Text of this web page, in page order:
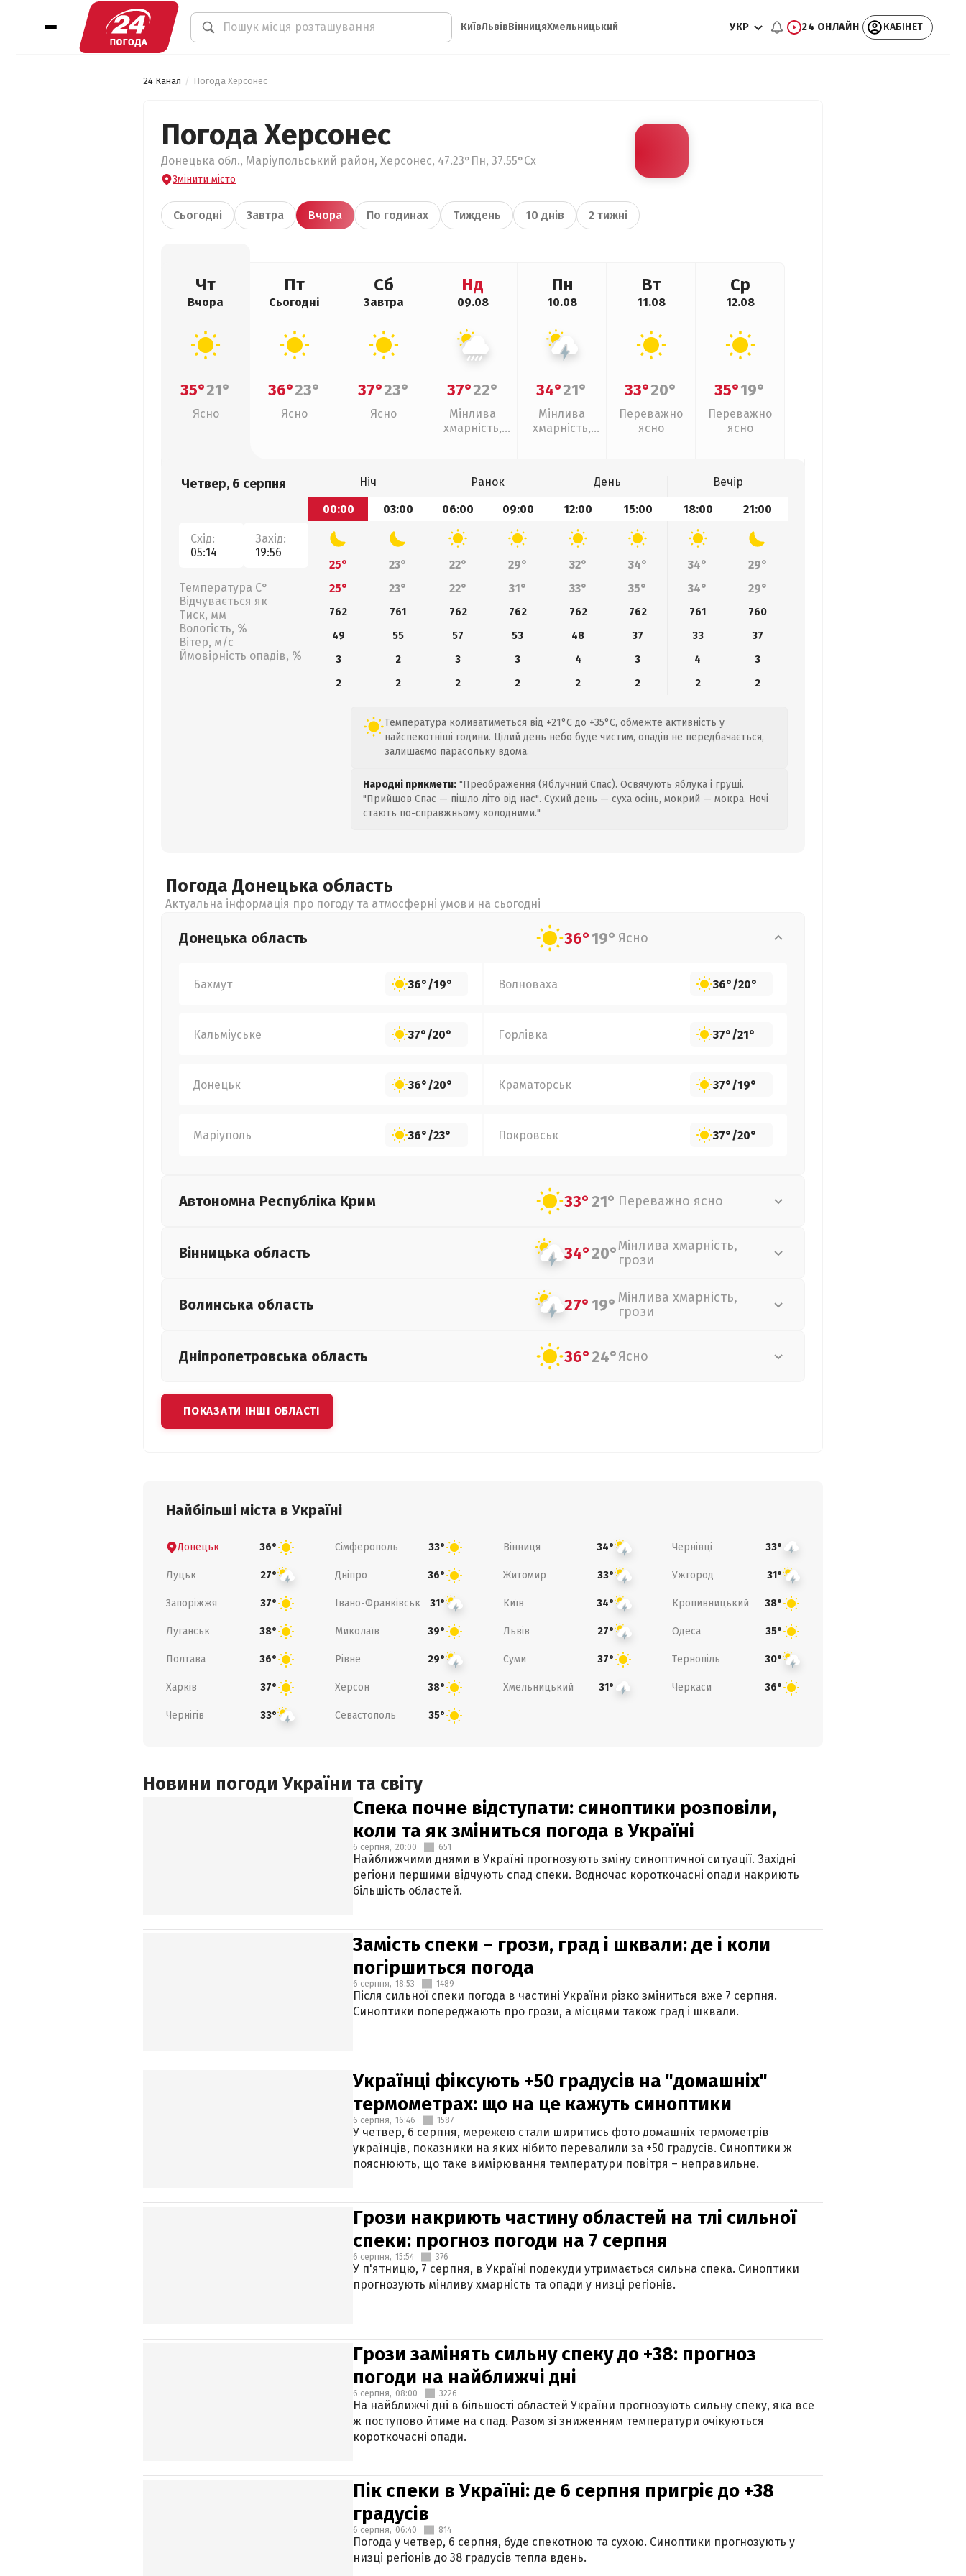
КиївЛьвівВінницяХмельницький УКР 24 ОНЛАЙН КАБІНЕТ
24 Канал Погода Херсонес
Погода Херсонес
Донецька обл., Маріупольський район, Херсонес, 47.23°Пн, 37.55°Сх
Змінити місто
Сьогодні Завтра Вчора По годинах Тиждень 10 днів 2 тижні
Чт
Вчора
35°21°
Ясно
Пт
Сьогодні
36°23°
Ясно
Сб
Завтра
37°23°
Ясно
Нд
09.08
37°22°
Мінлива
хмарність,
Пн
10.08
34°21°
Мінлива
хмарність,
Вт
11.08
33°20°
Переважно
ясно
Ср
12.08
35°19°
Переважно
ясно
Четвер, 6 серпня
Схід:
05:14
Захід:
19:56
Температура С°
Відчувається як
Тиск, мм
Вологість, %
Вітер, м/с
Ймовірність опадів, %
Ніч Ранок День
Вечір
00:00
03:00 06:00 09:00 12:00 15:00 18:00 21:00
25° 23° 22° 29° 32° 34° 34°
29°
25°
23° 22° 31° 33° 35° 34° 29°
762 761 762 762 762 762 761
760
49
55 57 53 48 37 33
37
3
2 3 3 4 3 4
3
2
2 2 2 2 2 2 2
Температура коливатиметься від +21°C до +35°C, обмежте активність у
найспекотніші години. Цілий день небо буде чистим, опадів не передбачається,
залишаємо парасольку вдома.
Народні прикмети: "Преображення (Яблучний Спас). Освячують яблука і груші.
"Прийшов Спас — пішло літо від нас". Сухий день — суха осінь, мокрий — мокра. Ночі
стають по-справжньому холодними."
Погода Донецька область
Актуальна інформація про погоду та атмосферні умови на сьогодні
Донецька область 36°19° Ясно
Бахмут 36°/19° Волноваха 36°/20°
Кальміуське 37°/20° Горлівка 37°/21°
Донецьк 36°/20° Краматорськ 37°/19°
Маріуполь 36°/23° Покровськ 37°/20°
Автономна Республіка Крим 33°21° Переважно ясно
Вінницька область 34°20°Мінлива хмарність,
грози
Волинська область 27°19° Мінлива хмарність,
грози
Дніпропетровська область 36°24°Ясно
ПОКАЗАТИ ІНШІ ОБЛАСТІ
Найбільші міста в Україні
Донецьк 36° Сімферополь 33° Вінниця 34° Чернівці 33°
Луцьк 27° Дніпро 36° Житомир 33° Ужгород 31°
Запоріжжя 37° Івано-Франківськ 31° Київ 34° Кропивницький 38°
Луганськ 38° Миколаїв 39° Львів 27° Одеса 35°
Полтава 36° Рівне 29° Суми 37° Тернопіль 30°
Харків 37° Херсон 38° Хмельницький 31° Черкаси 36°
Чернігів 33° Севастополь 35°
Новини погоди України та світу
Спека почне відступати: синоптики розповіли,
коли та як зміниться погода в Україні
6 серпня, 20:00 651
Найближчими днями в Україні прогнозують зміну синоптичної ситуації. Західні
регіони першими відчують спад спеки. Водночас короткочасні опади накриють
більшість областей.
Замість спеки – грози, град і шквали: де і коли
погіршиться погода
6 серпня, 18:53 1489
Після сильної спеки погода в частині України різко зміниться вже 7 серпня.
Синоптики попереджають про грози, а місцями також град і шквали.
Українці фіксують +50 градусів на "домашніх"
термометрах: що на це кажуть синоптики
6 серпня, 16:46 1587
У четвер, 6 серпня, мережею стали ширитись фото домашніх термометрів
українців, показники на яких нібито перевалили за +50 градусів. Синоптики ж
пояснюють, що таке вимірювання температури повітря – неправильне.
Грози накриють частину областей на тлі сильної
спеки: прогноз погоди на 7 серпня
6 серпня, 15:54 376
У п'ятницю, 7 серпня, в Україні подекуди утримається сильна спека. Синоптики
прогнозують мінливу хмарність та опади у низці регіонів.
Грози замінять сильну спеку до +38: прогноз
погоди на найближчі дні
6 серпня, 08:00 3226
На найближчі дні в більшості областей України прогнозують сильну спеку, яка все
ж поступово йтиме на спад. Разом зі зниженням температури очікуються
короткочасні опади.
Пік спеки в Україні: де 6 серпня пригріє до +38
градусів
6 серпня, 06:40 814
Погода у четвер, 6 серпня, буде спекотною та сухою. Синоптики прогнозують у
низці регіонів до 38 градусів тепла вдень.